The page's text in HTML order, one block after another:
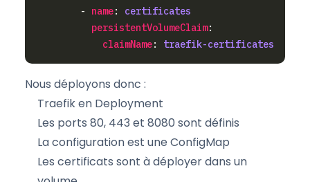
        -
name: certificates
persistentVolumeClaim
claimName: traefik-certificates
Nous déployons donc :
Traefik en Deployment
Les ports 80, 443 et 8080 sont définis
La configuration est une ConfigMap
Les certificats sont à déployer dans un